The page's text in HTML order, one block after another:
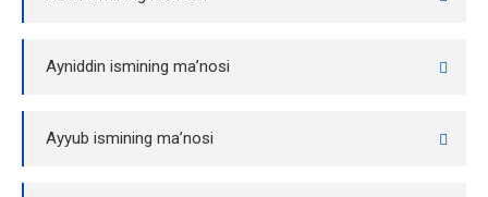
Ayniddin ismining ma’nosi
Ayyub ismining ma’nosi